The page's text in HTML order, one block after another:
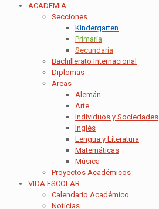
ACADEMIA
Secciones
Kindergarten
Primaria
Secundaria
Bachillerato Internacional
Diplomas
Áreas
Alemán
Arte
Individuos y Sociedades
Inglés
Lengua y Literatura
Matemáticas
Música
Proyectos Académicos
VIDA ESCOLAR
Calendario Académico
Noticias